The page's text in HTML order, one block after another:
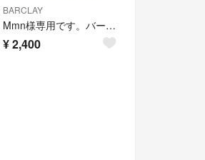
BARCLAY
Mmn様専用です。バークレー レディース 靴 24 美品
¥2,400